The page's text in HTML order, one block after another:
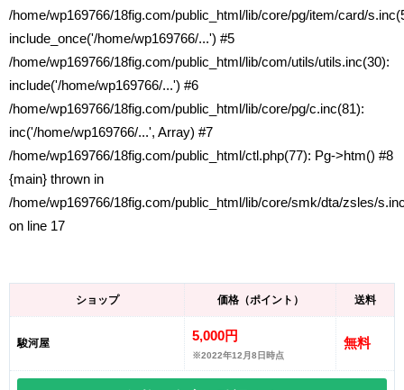
/home/wp169766/18fig.com/public_html/lib/core/pg/item/card/
include_once('/home/wp169766/...') #5
/home/wp169766/18fig.com/public_html/lib/com/utils/utils.inc(30):
include('/home/wp169766/...') #6
/home/wp169766/18fig.com/public_html/lib/core/pg/c.inc(81):
inc('/home/wp169766/...', Array) #7
/home/wp169766/18fig.com/public_html/ctl.php(77): Pg->htm() #8
{main} thrown in
/home/wp169766/18fig.com/public_html/lib/core/smk/dta/zsles/
on line 17
ショップ 価格（ポイント） 送料
駿河屋 5,000円
※2022年12月8日時点
無料